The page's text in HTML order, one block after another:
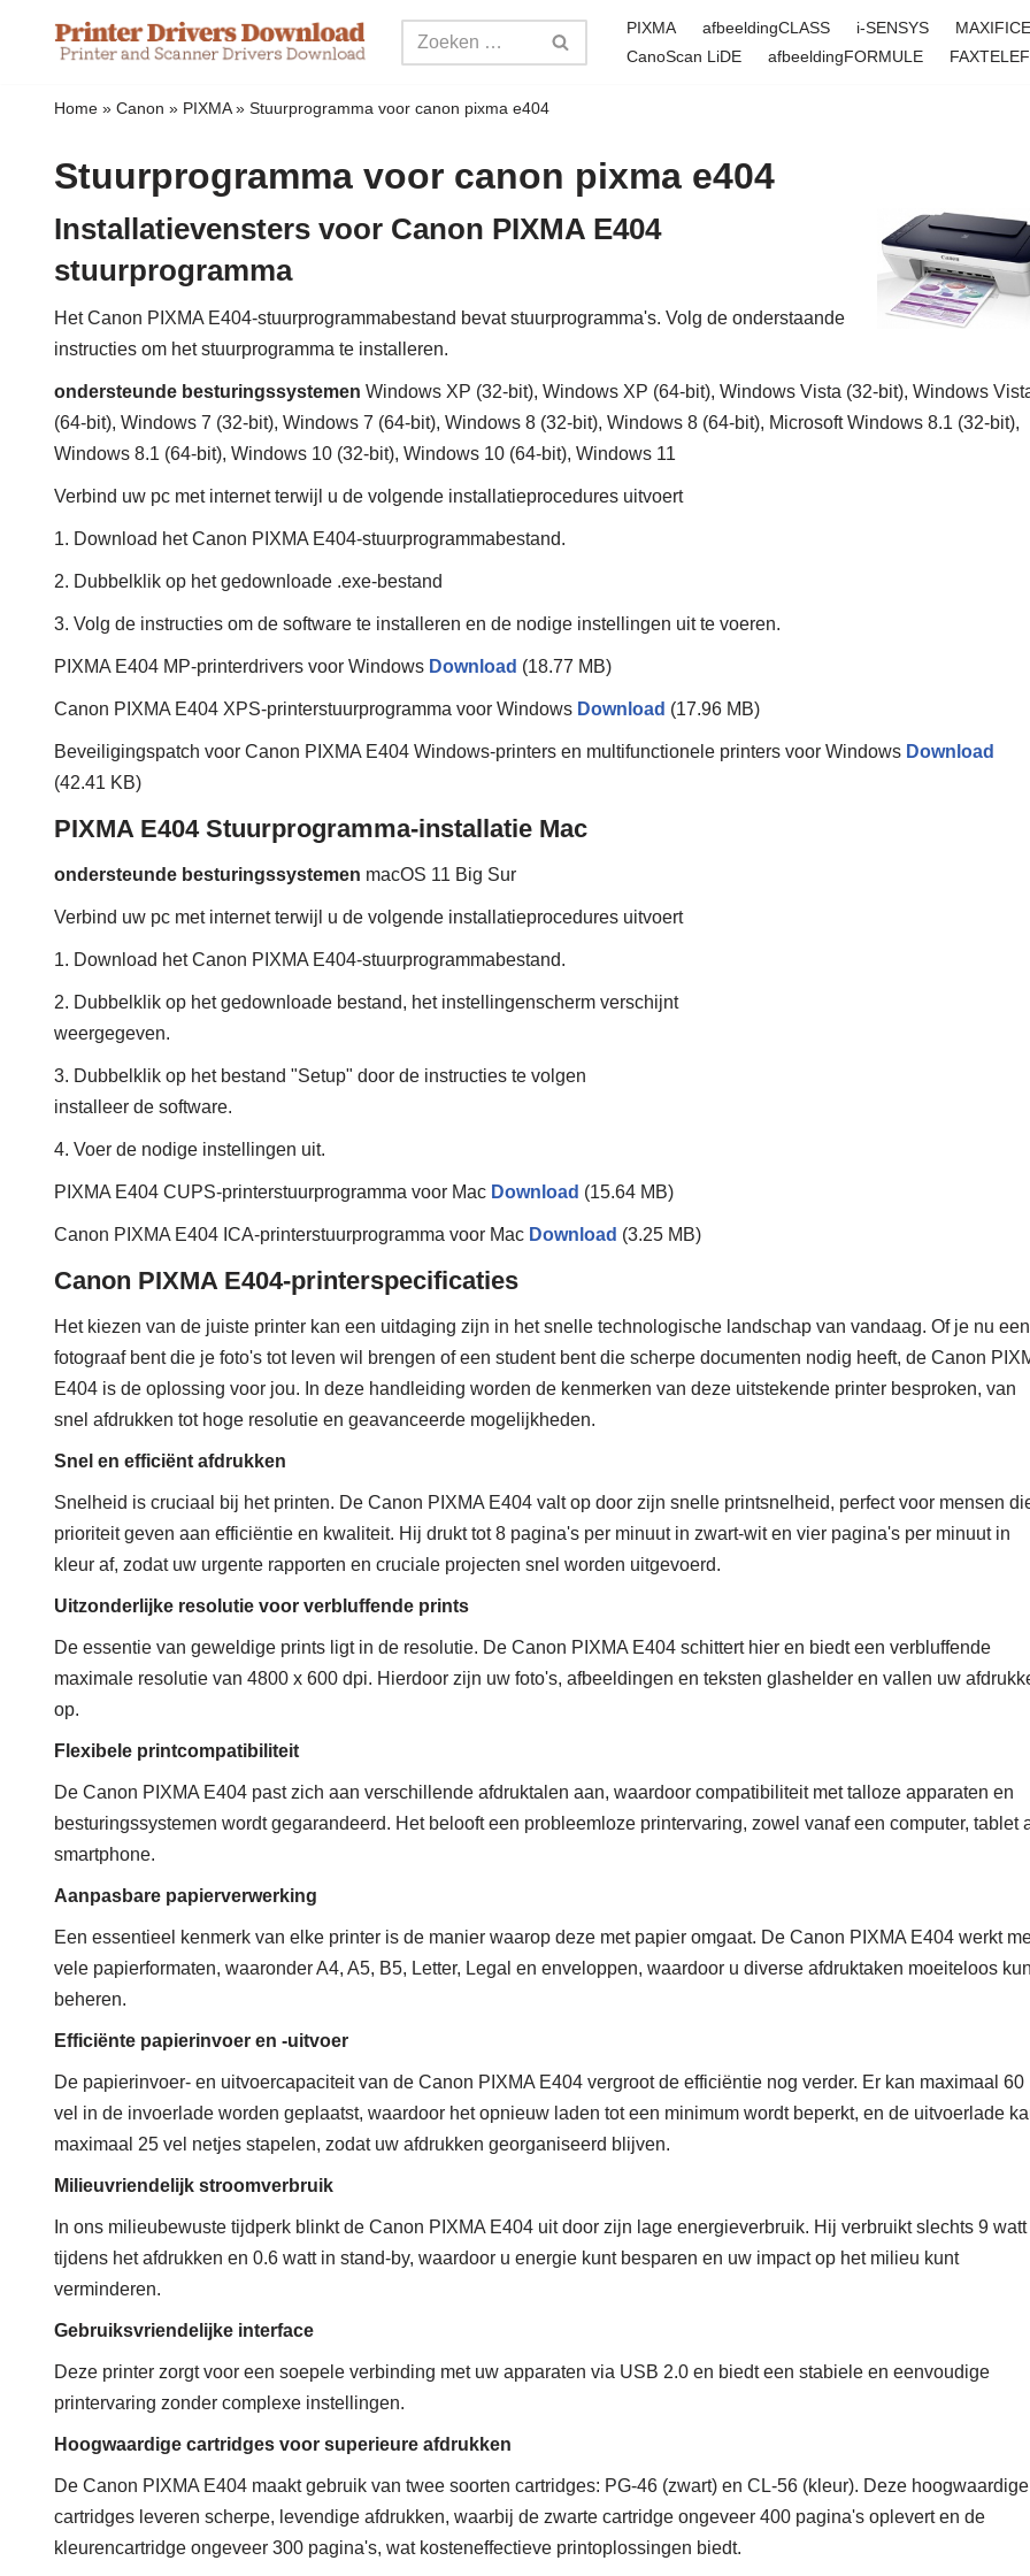
Meteen
PIXMA afbeeldingCLASS i-SENSYS
CanoScan LiDE
afbeeldingFORMULE
Home » Canon » PIXMA» Stuurprogramma voor canon pixma e404
Stuurprogramma voor canon pixma e404
Installatievensters voor Canon PIXMA E404
stuurprogramma
Het Canon PIXMA E404-stuurprogrammabestand bevat stuurprogramma's. Volg de onderstaande
instructies om het stuurprogramma te installeren.
ondersteunde besturingssystemen Windows XP (32-bit), Windows XP (64-bit), Windows Vista (32-bit), Windows
(64-bit), Windows 7 (32-bit), Windows 7 (64-bit), Windows 8 (32-bit), Windows 8 (64-bit), Microsoft Windows 8.1 (32-bit),
Windows 8.1 (64-bit), Windows 10 (32-bit), Windows 10 (64-bit), Windows 11
Verbind uw pc met internet terwijl u de volgende installatieprocedures uitvoert
1. Download het Canon PIXMA E404-stuurprogrammabestand.
2. Dubbelklik op het gedownloade .exe-bestand
3. Volg de instructies om de software te installeren en de nodige instellingen uit te voeren.
PIXMA E404 MP-printerdrivers voor Windows Download (18.77 MB)
Canon PIXMA E404 XPS-printerstuurprogramma voor Windows Download (17.96 MB)
Beveiligingspatch voor Canon PIXMA E404 Windows-printers en multifunctionele printers voor Windows Download
(42.41 KB)
PIXMA E404 Stuurprogramma-installatie Mac
ondersteunde besturingssystemen macOS 11 Big Sur
Verbind uw pc met internet terwijl u de volgende installatieprocedures uitvoert
1. Download het Canon PIXMA E404-stuurprogrammabestand.
2. Dubbelklik op het gedownloade bestand, het instellingenscherm verschijnt
weergegeven.
3. Dubbelklik op het bestand "Setup" door de instructies te volgen
installeer de software.
4. Voer de nodige instellingen uit.
PIXMA E404 CUPS-printerstuurprogramma voor Mac Download (15.64 MB)
Canon PIXMA E404 ICA-printerstuurprogramma voor Mac Download (3.25 MB)
Canon PIXMA E404-printerspecificaties
Het kiezen van de juiste printer kan een uitdaging zijn in het snelle technologische landschap van vandaag. Of je nu een
fotograaf bent die je foto's tot leven wil brengen of een student bent die scherpe documenten nodig heeft, de Canon
E404 is de oplossing voor jou. In deze handleiding worden de kenmerken van deze uitstekende printer besproken, van
snel afdrukken tot hoge resolutie en geavanceerde mogelijkheden.
Snel en efficiënt afdrukken
Snelheid is cruciaal bij het printen. De Canon PIXMA E404 valt op door zijn snelle printsnelheid, perfect voor mensen
prioriteit geven aan efficiëntie en kwaliteit. Hij drukt tot 8 pagina's per minuut in zwart-wit en vier pagina's per minuut in
kleur af, zodat uw urgente rapporten en cruciale projecten snel worden uitgevoerd.
Uitzonderlijke resolutie voor verbluffende prints
De essentie van geweldige prints ligt in de resolutie. De Canon PIXMA E404 schittert hier en biedt een verbluffende
maximale resolutie van 4800 x 600 dpi. Hierdoor zijn uw foto's, afbeeldingen en teksten glashelder en vallen uw
op.
Flexibele printcompatibiliteit
De Canon PIXMA E404 past zich aan verschillende afdruktalen aan, waardoor compatibiliteit met talloze apparaten en
besturingssystemen wordt gegarandeerd. Het belooft een probleemloze printervaring, zowel vanaf een computer, tablet
smartphone.
Aanpasbare papierverwerking
Een essentieel kenmerk van elke printer is de manier waarop deze met papier omgaat. De Canon PIXMA E404 werkt
vele papierformaten, waaronder A4, A5, B5, Letter, Legal en enveloppen, waardoor u diverse afdruktaken moeiteloos
beheren.
Efficiënte papierinvoer en -uitvoer
De papierinvoer- en uitvoercapaciteit van de Canon PIXMA E404 vergroot de efficiëntie nog verder. Er kan maximaal 60
vel in de invoerlade worden geplaatst, waardoor het opnieuw laden tot een minimum wordt beperkt, en de uitvoerlade
maximaal 25 vel netjes stapelen, zodat uw afdrukken georganiseerd blijven.
Milieuvriendelijk stroomverbruik
In ons milieubewuste tijdperk blinkt de Canon PIXMA E404 uit door zijn lage energieverbruik. Hij verbruikt slechts 9 watt
tijdens het afdrukken en 0.6 watt in stand-by, waardoor u energie kunt besparen en uw impact op het milieu kunt
verminderen.
Gebruiksvriendelijke interface
Deze printer zorgt voor een soepele verbinding met uw apparaten via USB 2.0 en biedt een stabiele en eenvoudige
printervaring zonder complexe instellingen.
Hoogwaardige cartridges voor superieure afdrukken
De Canon PIXMA E404 maakt gebruik van twee soorten cartridges: PG-46 (zwart) en CL-56 (kleur). Deze hoogwaardige
cartridges leveren scherpe, levendige afdrukken, waarbij de zwarte cartridge ongeveer 400 pagina's oplevert en de
kleurencartridge ongeveer 300 pagina's, wat kosteneffectieve printoplossingen biedt.